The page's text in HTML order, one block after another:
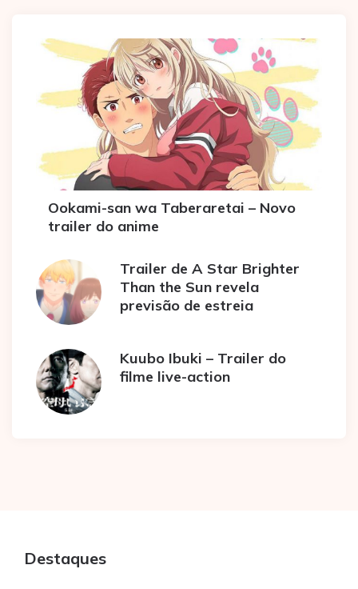
Ookami-san wa Taberaretai – Novo
trailer do anime
Trailer de A Star Brighter
Than the Sun revela
previsão de estreia
Kuubo Ibuki – Trailer do
filme live-action
Destaques